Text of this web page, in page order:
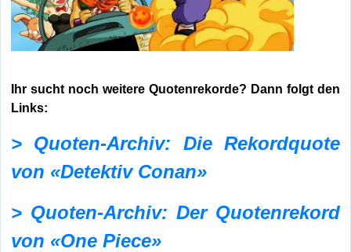
Ihr sucht noch weitere Quotenrekorde? Dann folgt den
Links:
> Quoten-Archiv: Die Rekordquote
von «Detektiv Conan»
> Quoten-Archiv: Der Quotenrekord
von «One Piece»